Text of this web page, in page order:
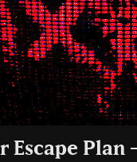
Escape Plan